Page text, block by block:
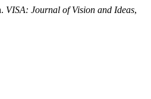
VISA: Journal of Vision and Ideas,